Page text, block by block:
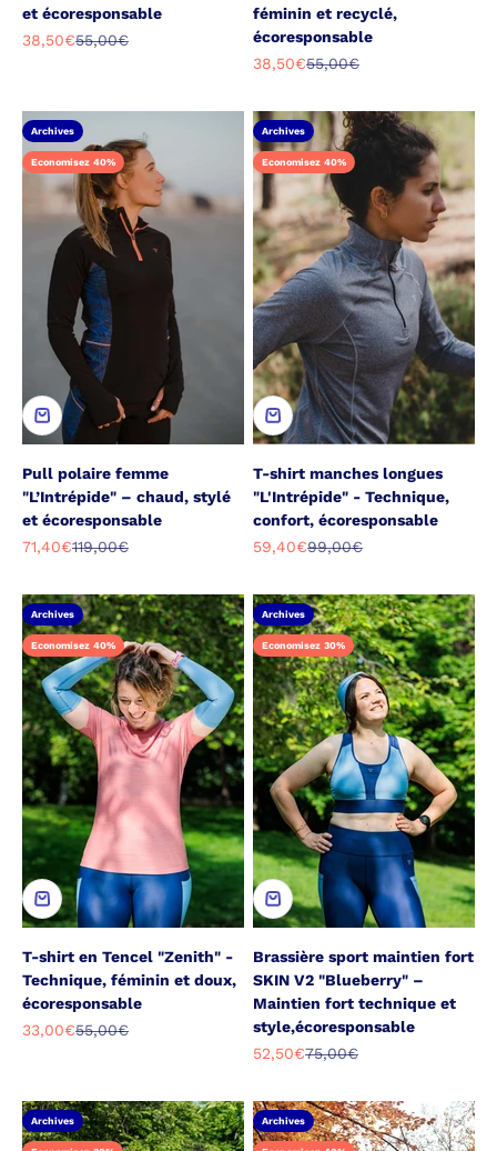
et écoresponsable
Prix de vente
38,50€Prix normal
55,00€
féminin et recyclé,
écoresponsable
Prix de vente
38,50€Prix normal
55,00€
Archives
Economisez 40%
Pull polaire femme
"L’Intrépide" – chaud, stylé
et écoresponsable
Prix de vente
71,40€Prix normal
119,00€
Archives
Economisez 40%
T-shirt manches longues
"L'Intrépide" - Technique,
confort, écoresponsable
Prix de vente
59,40€Prix normal
99,00€
Archives
Economisez 40%
T-shirt en Tencel "Zenith" -
Technique, féminin et doux,
écoresponsable
Prix de vente
33,00€Prix normal
55,00€
Archives
Economisez 30%
Brassière sport maintien fort
SKIN V2 "Blueberry" –
Maintien fort technique et
style,écoresponsable
Prix de vente
52,50€Prix normal
75,00€
Archives Archives